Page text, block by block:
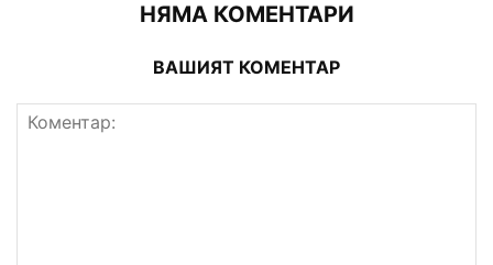
НЯМА КОМЕНТАРИ
ВАШИЯТ КОМЕНТАР